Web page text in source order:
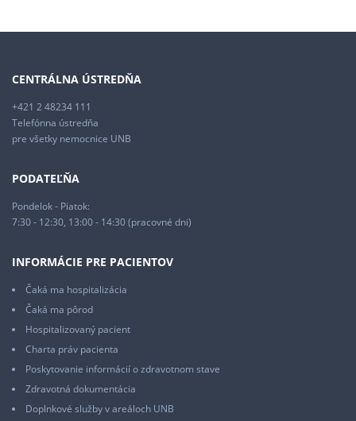
CENTRÁLNA ÚSTREDŇA
+421 2 48234 111
Telefónna ústredňa
pre všetky nemocnice UNB
PODATEĽŇA
Pondelok - Piatok:
7:30 - 12:30, 13:00 - 14:30 (pracovné dni)
INFORMÁCIE PRE PACIENTOV
Čaká ma hospitalizácia
Čaká ma pôrod
Hospitalizovaný pacient
Charta práv pacienta
Poskytovanie informácií o zdravotnom stave
Zdravotná dokumentácia
Doplnkové služby v areáloch UNB